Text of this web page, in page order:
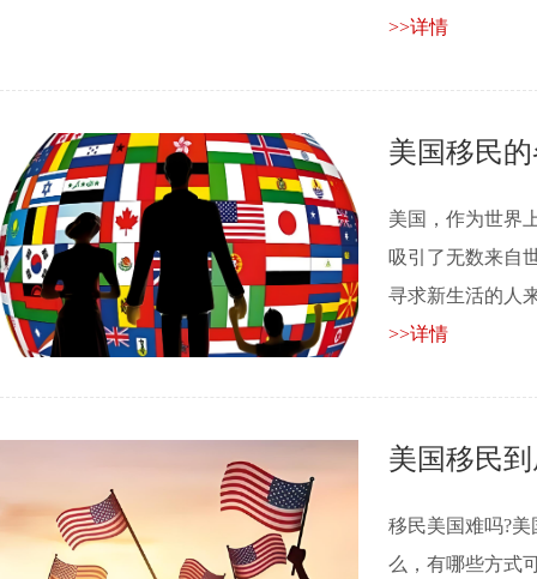
>>详情
美国移民
美国，作为世界
吸引了无数来自
寻求新生活的人
>>详情
美国移民
移民美国难吗?
么，有哪些方式